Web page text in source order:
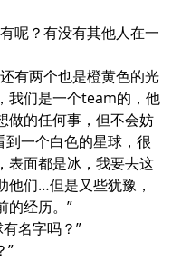
？有没有其他人在一
两个也是橙黄色的光
我们是一个team的，他
做的任何事，但不会妨
一个白色的星球，很
表面都是冰，我要去这
他们…但是又些犹豫，
的经历。”
名字吗？”
”